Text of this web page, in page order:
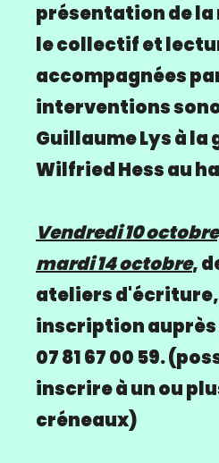
présentation de la
le collectif et
accompagnées
interventions
Guillaume Lys à la
Wilfried Hess au
Vendredi 10
mardi 14 octobre,
ateliers
inscription auprès
07 81 67 00 59.
inscrire à un ou
créneaux)